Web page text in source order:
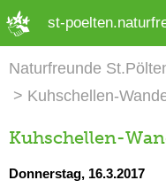
st-
Naturfreunde
Kuhschellen-
Kuhschellen-
Donnerstag, 16.3.2017